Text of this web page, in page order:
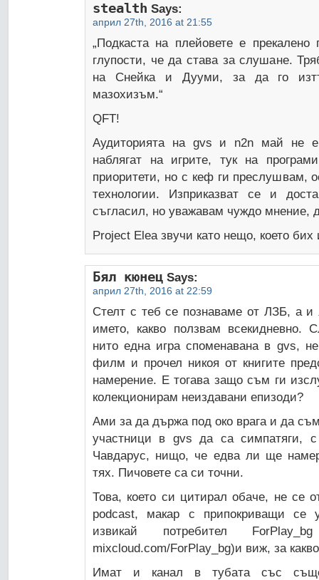
stealth Says:
април 27th, 2016 at 21:55
„Подкаста на плейовете е
глупости, че да става за слушане.
на Снейка и Дууми, за да го
мазохизъм.“
QFT!
Аудиторията на gvs и n2n май не е
наблягат на игрите, тук на
приоритети, но с кеф ги преслушвам,
технологии. Изприказват се и
съгласил, но уважавам чуждо мнение,
Project Elea звучи като нещо, което
Бял кюнец Says:
април 27th, 2016 at 22:59
Стелт с теб се познаваме от ЛЗБ, а и
името, какво ползвам всекидневно.
нито една игра споменавана в gvs,
филм и прочел никоя от книгите
намерение. Е тогава защо съм ги
колекционирам неиздавани епизоди?
Ами за да държа под око врага и да
участници в gvs да са симпатяги,
Чавдарус, нищо, че едва ли ще
тях. Пичовете са си точни.
Това, което си цитирал обаче, не се
podcast, макар с припокриващи се
извикай потребител
mixcloud.com/ForPlay_bg)и виж, за
Имат и канал в тубата със